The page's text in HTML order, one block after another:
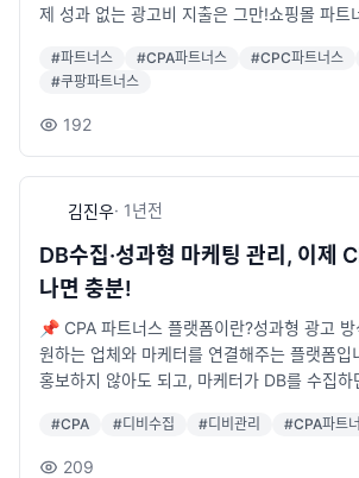
기 참고하세요 👇👉 상상의눈 솔루션 :
톡: http://pf.kakao.com/_hxfjVC/chat
제 성과 없는 광고비 지출은 그만!쇼핑몰 파트
용은 절감하고, 매출은 극대화할 수 있습니다.
형 쇼핑몰도 파트너스 시스템을 운영하며 큰
다.이제 우리 쇼핑몰도 이 방식을 도입해보세
서 마케터들이 제품을 홍보해주고✅ 제품이
커미션을 지급하는 방식이라 광고비 부담이
마케터들과 어떻게 연결될까요?📌 마케터와
걱정하지 마세요! 이미 많은 마케터들이 활동
니다.해당 사이트에 상품을 등록하면, 마케터
품을 홍보하기 시작합니다. 🙌즉, 쇼핑몰 운영
면 되고, 마케터들은 직접 홍보해서 수익을 창
죠! 🎯📌 쇼핑몰 파트너스 솔루션의 주요 기
익 통계 및 정산 관리✅ 홍보 코드 자동 생성
#파트너스 #CPA파트너스 #CPC파트너스
#쿠팡파트너스
192
김진우· 1년전
DB수집·성과형 마케팅 관리, 이제
나면 충분!
📌 CPA 파트너스 플랫폼이란?성과형 광고
원하는 업체와 마케터를 연결해주는 플랫폼입
홍보하지 않아도 되고, 마케터가 DB를 수집하
만 소모하고 성과가 없는 경우가 많음CPA 방
B) 에 대해서만 비용 지급 → 광고비 절감다수
#CPA #디비수집 #디비관리 #CPA파트
209